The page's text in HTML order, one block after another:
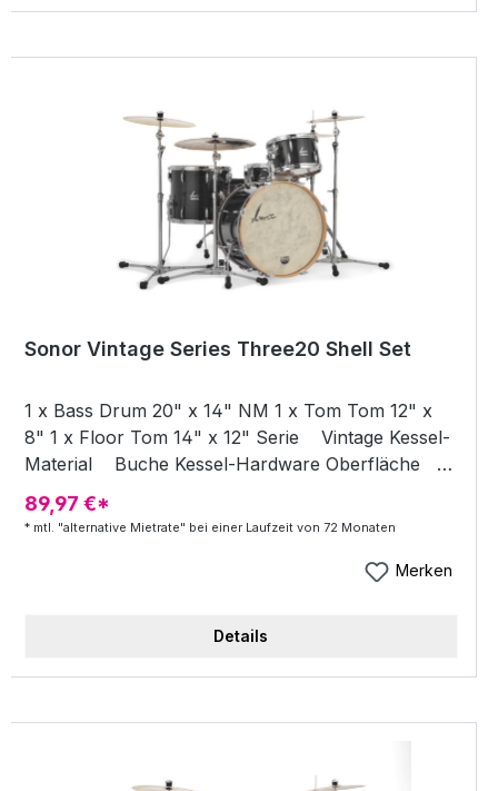
Alternative. Features: * Schlagfläche: Buche *
Sonor Vintage Series Three20 Shell Set
1 x Bass Drum 20" x 14" NM 1 x Tom Tom 12" x
8" 1 x Floor Tom 14" x 12" Serie Vintage Kessel-
Material Buche Kessel-Hardware Oberfläche
verchromt Vintage Black Slate Kesselsatz - ohne
Hardware und Becken
89,97 €*
* mtl. "alternative Mietrate" bei einer Laufzeit von 72 Monaten
Merken
Details